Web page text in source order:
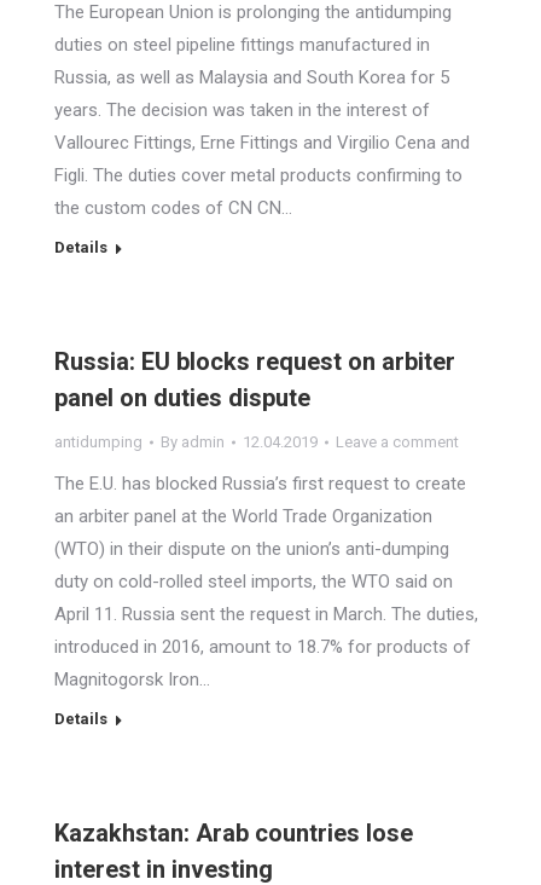
The European Union is prolonging the antidumping
duties on steel pipeline fittings manufactured in
Russia, as well as Malaysia and South Korea for 5
years. The decision was taken in the interest of
Vallourec Fittings, Erne Fittings and Virgilio Cena and
Figli. The duties cover metal products confirming to
the custom codes of CN CN…
Details
Russia: EU blocks request on arbiter
panel on duties dispute
antidumping By admin 12.04.2019 Leave a comment
The E.U. has blocked Russia’s first request to create
an arbiter panel at the World Trade Organization
(WTO) in their dispute on the union’s anti-dumping
duty on cold-rolled steel imports, the WTO said on
April 11. Russia sent the request in March. The duties,
introduced in 2016, amount to 18.7% for products of
Magnitogorsk Iron…
Details
Kazakhstan: Arab countries lose
interest in investing